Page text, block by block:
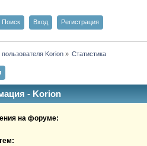
Поиск Вход Регистрация
Korion» Статистика
- Korion
на форуме: